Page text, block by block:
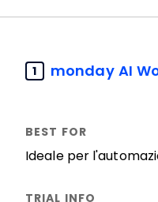
1 monday AI
Ideale per